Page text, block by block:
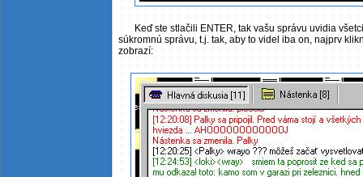
Keď ste stlačili ENTER, tak vašu správu uvidia
súkromnú správu, t.j. tak, aby to videl iba on, najprv
zobrazí: